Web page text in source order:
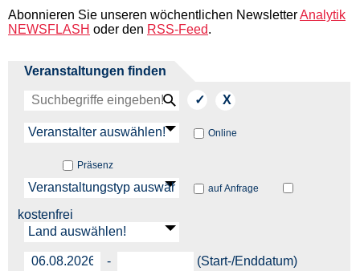
Abonnieren Sie unseren wöchentlichen NewsletterAnalytik
NEWSFLASH oder den RSS-Feed.
Veranstaltungen finden
Online
Präsenz
auf Anfrage
kostenfrei
- (Start-/Enddatum)